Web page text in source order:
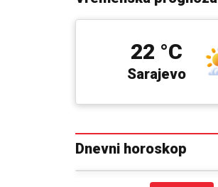
Sarajevo
22 °C
Dnevni horoskop